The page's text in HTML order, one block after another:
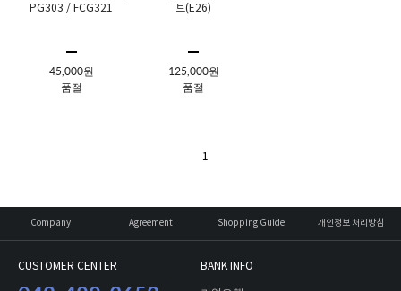
PG303 / FCG321
45,000원
품절
트(E26)
125,000원
품절
1
Company Agreement Shopping Guide 개인정보 처리방침
CUSTOMER CENTER BANK INFO